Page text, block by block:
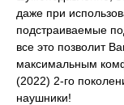
даже при
подстраиваемые
все это позволит
максимальным
(2022) 2-го
наушники!